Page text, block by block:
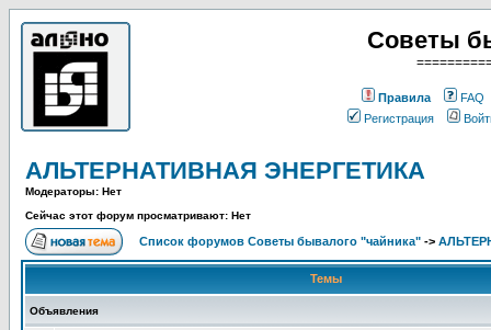
Советы
Правила
FAQ
Регистрация
АЛЬТЕРНАТИВНАЯ ЭНЕРГЕТИКА
Модераторы: Нет
Сейчас этот форум просматривают: Нет
Список форумов Советы бывалого "чайника" ->
Темы
Объявления